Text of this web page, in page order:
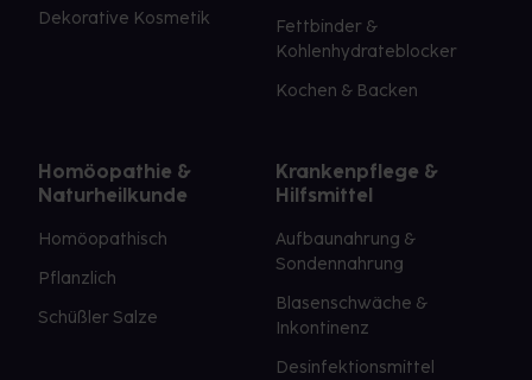
Dekorative Kosmetik
Fettbinder &
Kohlenhydrateblocker
Kochen & Backen
Homöopathie &
Naturheilkunde
Homöopathisch
Pflanzlich
Schüßler Salze
Krankenpflege &
Hilfsmittel
Aufbaunahrung &
Sondennahrung
Blasenschwäche &
Inkontinenz
Desinfektionsmittel